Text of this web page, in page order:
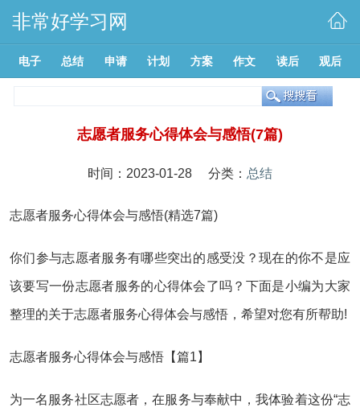
非常好学习网
电子 总结 申请 计划 方案 作文 读后 观后
志愿者服务心得体会与感悟(7篇)
时间：2023-01-28 分类： 总结
志愿者服务心得体会与感悟(精选7篇)
你们参与志愿者服务有哪些突出的感受没？现在的你不是应
该要写一份志愿者服务的心得体会了吗？下面是小编为大家
整理的关于志愿者服务心得体会与感悟，希望对您有所帮助!
志愿者服务心得体会与感悟【篇1】
为一名服务社区志愿者，在服务与奉献中，我体验着这份“志